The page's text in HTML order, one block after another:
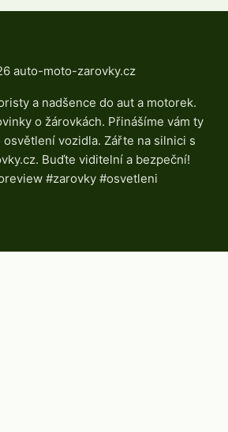
auto-moto-zarovky.cz
a nadšence do aut a motorek.
o žárovkách. Přinášíme vám ty
vozidla. Zářte na silnici s
Buďte viditelní a bezpeční!
#zarovky #osvetleni